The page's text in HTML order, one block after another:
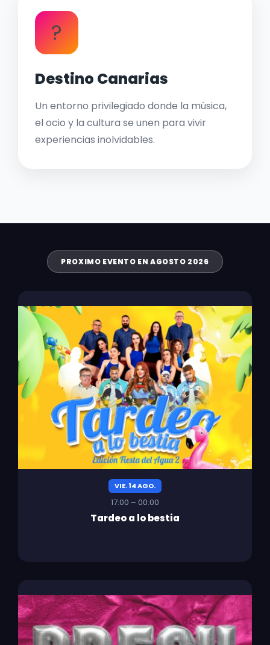
?
Destino Canarias
Un entorno privilegiado donde la música,
el ocio y la cultura se unen para vivir
experiencias inolvidables.
PROXIMO EVENTO EN AGOSTO 2026
VIE. 14 AGO.
17:00 – 00:00
Tardeo a lo bestia